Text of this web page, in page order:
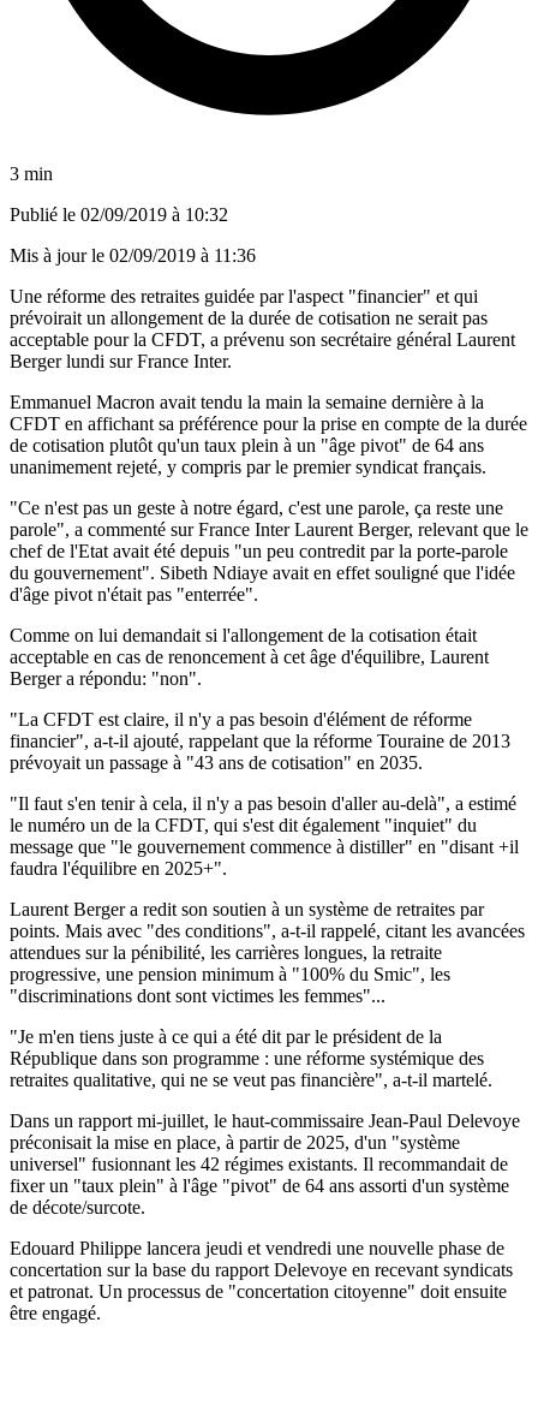
3 min
Publié le 02/09/2019 à 10:32
Mis à jour le 02/09/2019 à 11:36
Une réforme des retraites guidée par l'aspect "financier" et qui
prévoirait un allongement de la durée de cotisation ne serait pas
acceptable pour la CFDT, a prévenu son secrétaire général Laurent
Berger lundi sur France Inter.
Emmanuel Macron avait tendu la main la semaine dernière à la
CFDT en affichant sa préférence pour la prise en compte de la durée
de cotisation plutôt qu'un taux plein à un "âge pivot" de 64 ans
unanimement rejeté, y compris par le premier syndicat français.
"Ce n'est pas un geste à notre égard, c'est une parole, ça reste une
parole", a commenté sur France Inter Laurent Berger, relevant que le
chef de l'Etat avait été depuis "un peu contredit par la porte-parole
du gouvernement". Sibeth Ndiaye avait en effet souligné que l'idée
d'âge pivot n'était pas "enterrée".
Comme on lui demandait si l'allongement de la cotisation était
acceptable en cas de renoncement à cet âge d'équilibre, Laurent
Berger a répondu: "non".
"La CFDT est claire, il n'y a pas besoin d'élément de réforme
financier", a-t-il ajouté, rappelant que la réforme Touraine de 2013
prévoyait un passage à "43 ans de cotisation" en 2035.
"Il faut s'en tenir à cela, il n'y a pas besoin d'aller au-delà", a estimé
le numéro un de la CFDT, qui s'est dit également "inquiet" du
message que "le gouvernement commence à distiller" en "disant +il
faudra l'équilibre en 2025+".
Laurent Berger a redit son soutien à un système de retraites par
points. Mais avec "des conditions", a-t-il rappelé, citant les avancées
attendues sur la pénibilité, les carrières longues, la retraite
progressive, une pension minimum à "100% du Smic", les
"discriminations dont sont victimes les femmes"...
"Je m'en tiens juste à ce qui a été dit par le président de la
République dans son programme : une réforme systémique des
retraites qualitative, qui ne se veut pas financière", a-t-il martelé.
Dans un rapport mi-juillet, le haut-commissaire Jean-Paul Delevoye
préconisait la mise en place, à partir de 2025, d'un "système
universel" fusionnant les 42 régimes existants. Il recommandait de
fixer un "taux plein" à l'âge "pivot" de 64 ans assorti d'un système
de décote/surcote.
Edouard Philippe lancera jeudi et vendredi une nouvelle phase de
concertation sur la base du rapport Delevoye en recevant syndicats
et patronat. Un processus de "concertation citoyenne" doit ensuite
être engagé.